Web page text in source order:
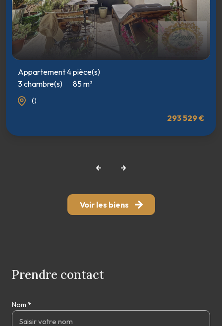
Appartement 4 pièce(s)
3 chambre(s)
85 m²
()
293 529 €
Voir les biens
Prendre contact
Nom *